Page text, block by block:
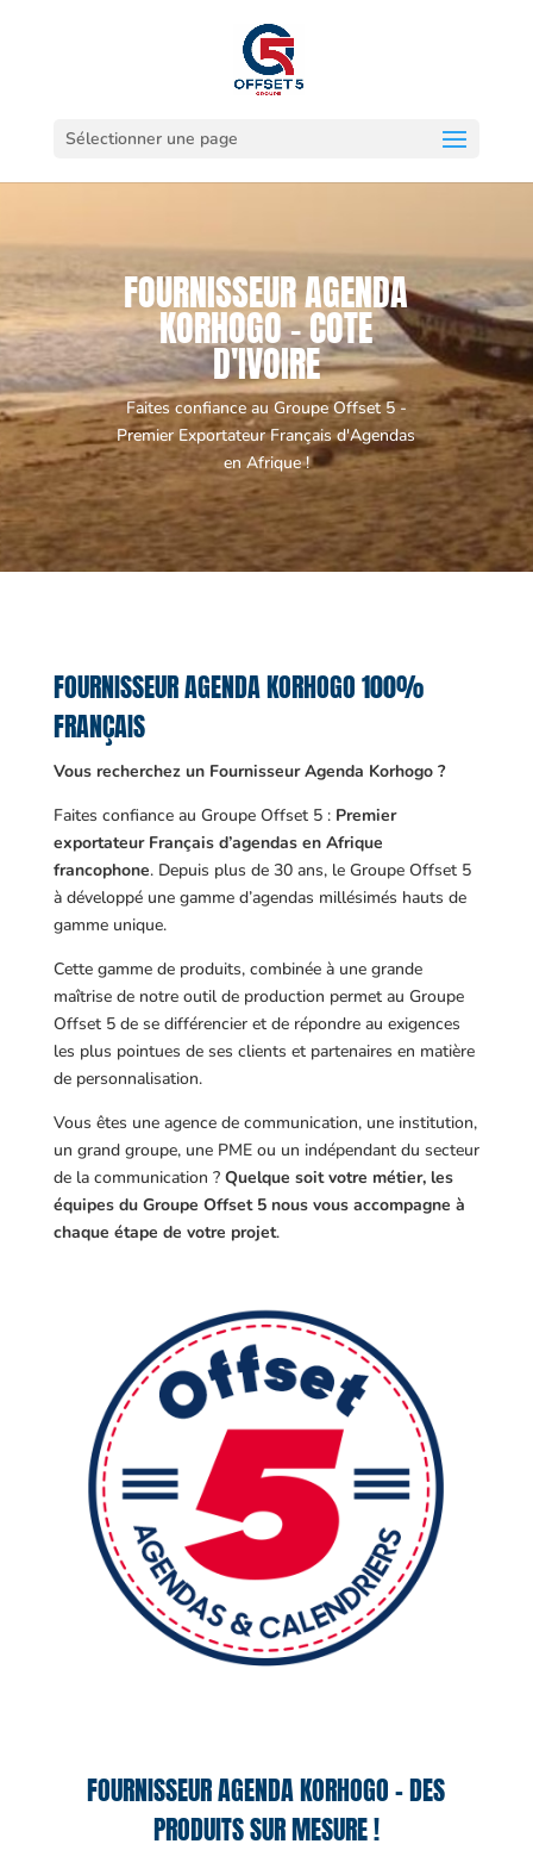
Sélectionner une page
FOURNISSEUR AGENDA
KORHOGO - COTE
D'IVOIRE
Faites confiance au Groupe Offset 5 -
Premier Exportateur Français d'Agendas
en Afrique !
FOURNISSEUR AGENDA KORHOGO 100%
FRANÇAIS
Vous recherchez un Fournisseur Agenda Korhogo ?
Faites confiance au Groupe Offset 5 : Premier
exportateur Français d’agendas en Afrique
francophone. Depuis plus de 30 ans, le Groupe Offset 5
à développé une gamme d’agendas millésimés hauts de
gamme unique.
Cette gamme de produits, combinée à une grande
maîtrise de notre outil de production permet au Groupe
Offset 5 de se différencier et de répondre au exigences
les plus pointues de ses clients et partenaires en matière
de personnalisation.
Vous êtes une agence de communication, une institution,
un grand groupe, une PME ou un indépendant du secteur
de la communication ? Quelque soit votre métier, les
équipes du Groupe Offset 5 nous vous accompagne à
chaque étape de votre projet.
FOURNISSEUR AGENDA KORHOGO – DES
PRODUITS SUR MESURE !